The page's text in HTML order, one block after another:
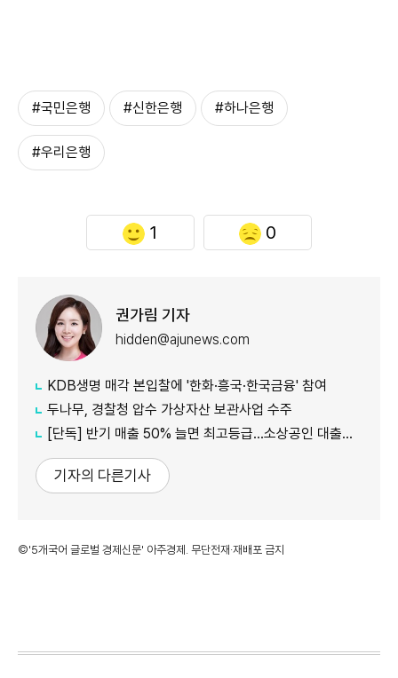
#국민은행 #신한은행 #하나은행
#우리은행
1 0
권가림 기자
hidden@ajunews.com
KDB생명 매각 본입찰에 '한화·흥국·한국금융' 참여
두나무, 경찰청 압수 가상자산 보관사업 수주
[단독] 반기 매출 50% 늘면 최고등급…소상공인 대출에 성장성 반영
기자의 다른기사
©'5개국어 글로벌 경제신문' 아주경제. 무단전재·재배포 금지